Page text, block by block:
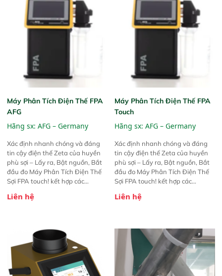
Máy Phân Tích Điện Thế FPA
AFG
Hãng sx: AFG – Germany
Xác định nhanh chóng và đáng
tin cậy điện thế Zeta của huyền
phù sợi – Lấy ra, Bật nguồn, Bắt
đầu đo Máy Phân Tích Điện Thế
Sợi FPA touch! kết hợp các
được chứng minh với sự đơn giản
trước đó. Nhưng so với các phiên
bản trước, FPA touch! nhỏ hơn và
nhẹ hơn đáng kể, đồng thời được
nâng cấp với các tính năng mới.
Liên hệ
Máy Phân Tích Điện Thế FPA
Touch
Hãng sx: AFG – Germany
Xác định nhanh chóng và đáng
tin cậy điện thế Zeta của huyền
phù sợi – Lấy ra, Bật nguồn, Bắt
đầu đo Máy Phân Tích Điện Thế
Sợi FPA touch! kết hợp các
được chứng minh với sự đơn giản
trước đó. Nhưng so với các phiên
bản trước, FPA touch! nhỏ hơn và
nhẹ hơn đáng kể, đồng thời được
nâng cấp với các tính năng mới.
Liên hệ